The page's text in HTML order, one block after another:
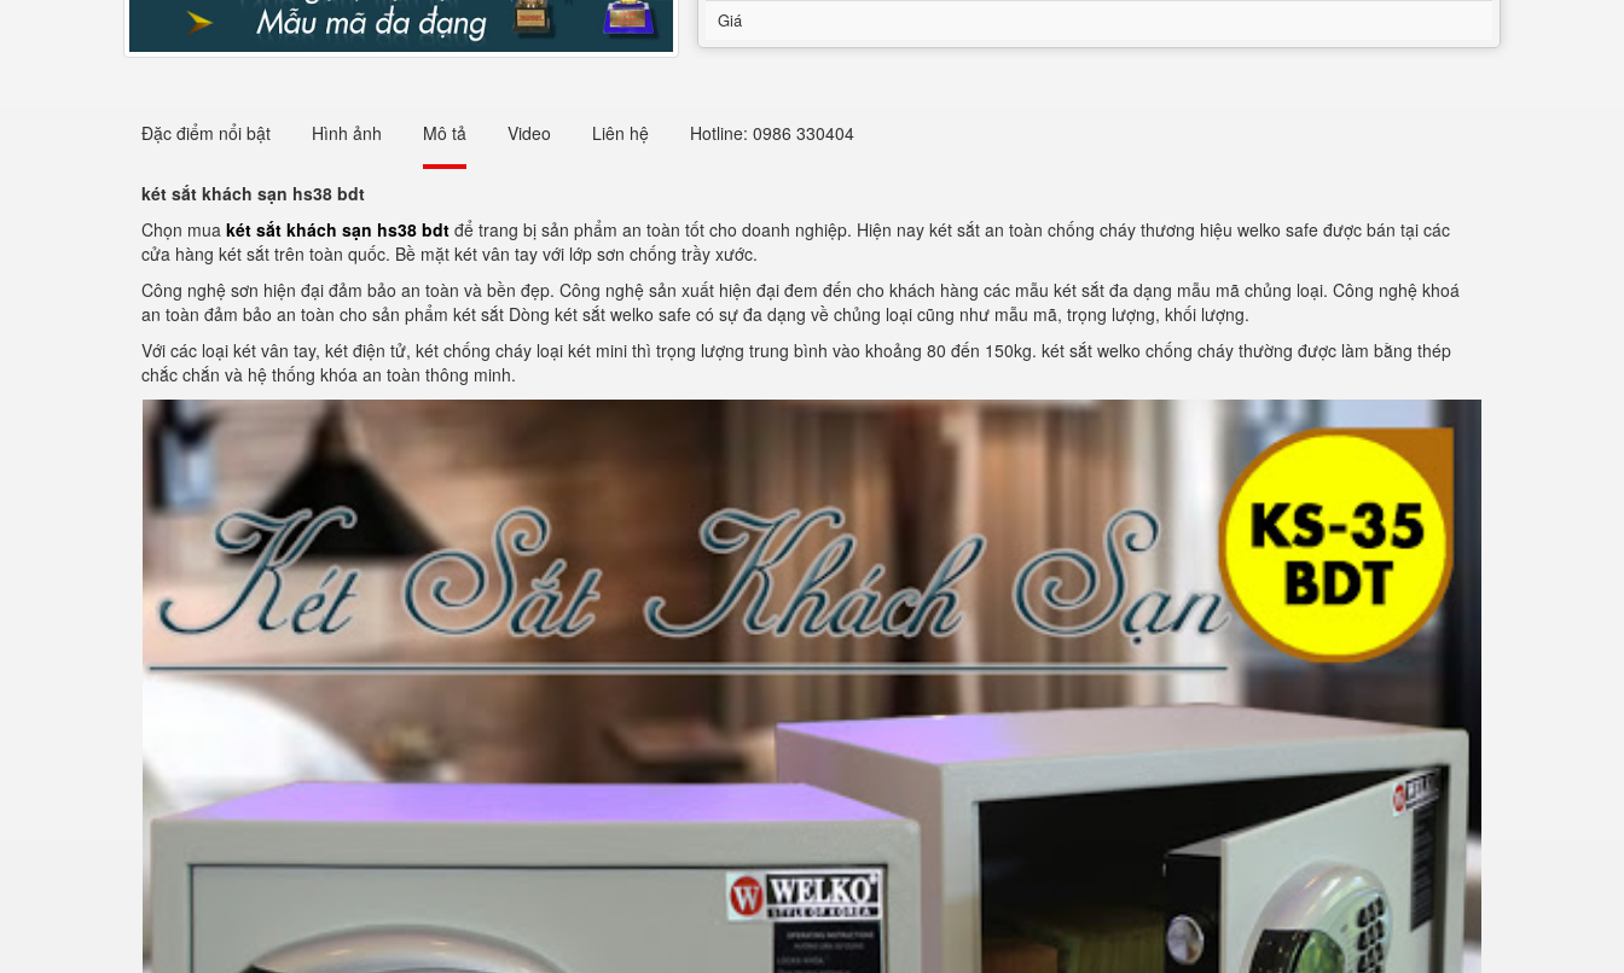
Giá
Đặc điểm nổi bật Hình ảnh Mô tả Video Liên hệ Hotline: 0986 330404
két sắt khách sạn hs38 bdt
Chọn mua két sắt khách sạn hs38 bdt để trang bị sản phẩm an toàn tốt cho doanh nghiệp. Hiện nay két sắt an toàn chống cháy thương hiệu welko safe được bán tại các
cửa hàng két sắt trên toàn quốc. Bề mặt két vân tay với lớp sơn chống trầy xước.
Công nghệ sơn hiện đại đảm bảo an toàn và bền đẹp. Công nghệ sản xuất hiện đại đem đến cho khách hàng các mẫu két sắt đa dạng mẫu mã chủng loại. Công nghệ khoá
an toàn đảm bảo an toàn cho sản phẩm két sắt Dòng két sắt welko safe có sự đa dạng về chủng loại cũng như mẫu mã, trọng lượng, khối lượng.
Với các loại két vân tay, két điện tử, két chống cháy loại két mini thì trọng lượng trung bình vào khoảng 80 đến 150kg. két sắt welko chống cháy thường được làm bằng thép
chắc chắn và hệ thống khóa an toàn thông minh.